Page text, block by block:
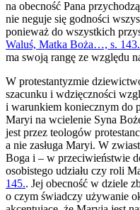
na obecność Pana
nie neguje się godności
ponieważ do wszystkich
Waluś, Matka Boża…, s. 143.
ma swoją rangę ze względu
W protestantyzmie
szacunku i wdzięczności
i warunkiem koniecznym do
Maryi na wcielenie Syna
jest przez teologów
a nie zasługa Maryi. W
Boga i – w przeciwieństwie
osobistego udziału czy roli
145.. Jej obecność w dziele
o czym świadczy używanie